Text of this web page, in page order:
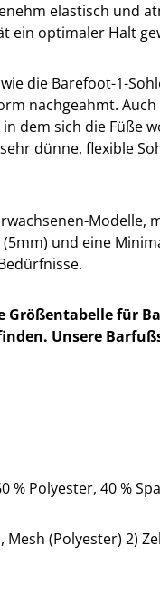
elastisch und
ein optimaler Halt
die Barefoot-1-
nachgeahmt.
dem sich die Füße
dünne, flexible
Modelle,
und eine
Größentabelle für
Unsere
% Polyester, 40 %
Mesh (Polyester) 2)